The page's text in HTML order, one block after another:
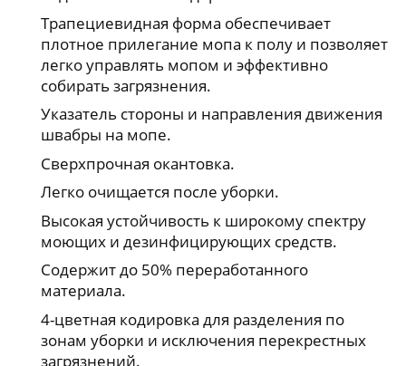
Трапециевидная форма обеспечивает
плотное прилегание мопа к полу и позволяет
легко управлять мопом и эффективно
собирать загрязнения.
Указатель стороны и направления движения
швабры на мопе.
Сверхпрочная окантовка.
Легко очищается после уборки.
Высокая устойчивость к широкому спектру
моющих и дезинфицирующих средств.
Содержит до 50% переработанного
материала.
4-цветная кодировка для разделения по
зонам уборки и исключения перекрестных
загрязнений.